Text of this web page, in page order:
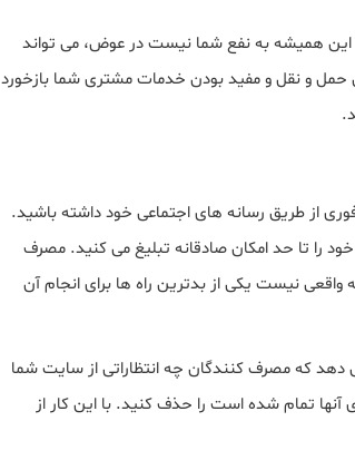
این همیشه به نفع شما نیست در عوض، می تواند
حمل و نقل و مفید بودن خدمات مشتری شما بازخورد
از طریق رسانه های اجتماعی خود داشته باشید.
را تا حد امکان صادقانه تبلیغ می کنید. مصرف
نیست یکی از بدترین راه ها برای انجام آن
دهد که مصرف کنندگان چه انتظاراتی از سایت شما
تمام شده است را حذف کنید. با این کار از